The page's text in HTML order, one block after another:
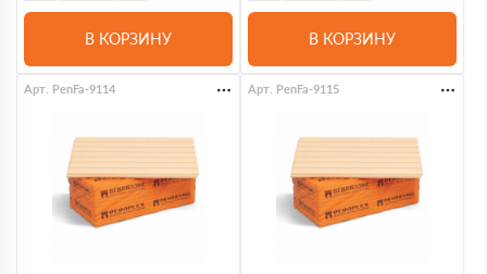
В КОРЗИНУ В КОРЗИНУ
Арт. PenFa-9114 Арт. PenFa-9115